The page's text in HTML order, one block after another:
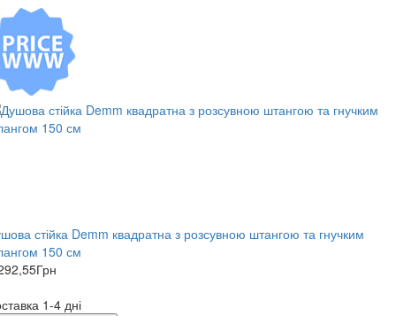
стійка Demm квадратна з розсувною штангою та гнучким
150 см
Грн
1-4 дні